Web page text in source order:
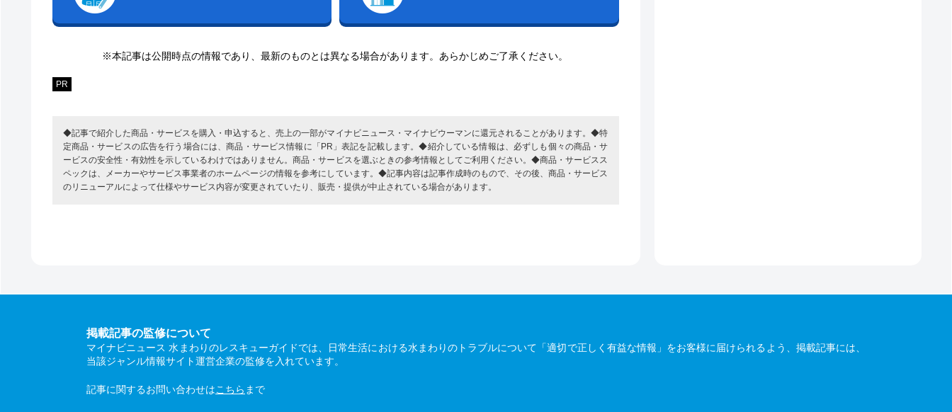
※本記事は公開時点の情報であり、最新のものとは異なる場合があります。あらかじめご了承ください。
PR
◆記事で紹介した商品・サービスを購入・申込すると、売上の一部がマイナビニュース・マイナビウーマンに還元されることがあります。◆特
定商品・サービスの広告を行う場合には、商品・サービス情報に「PR」表記を記載します。◆紹介している情報は、必ずしも個々の商品・サ
ービスの安全性・有効性を示しているわけではありません。商品・サービスを選ぶときの参考情報としてご利用ください。◆商品・サービスス
ペックは、メーカーやサービス事業者のホームページの情報を参考にしています。◆記事内容は記事作成時のもので、その後、商品・サービス
のリニューアルによって仕様やサービス内容が変更されていたり、販売・提供が中止されている場合があります。
掲載記事の監修について
マイナビニュース 水まわりのレスキューガイドでは、日常生活における水まわりのトラブルについて「適切で正しく有益な情報」をお客様に届けられるよう、掲載記事には、
当該ジャンル情報サイト運営企業の監修を入れています。
記事に関するお問い合わせはこちら まで